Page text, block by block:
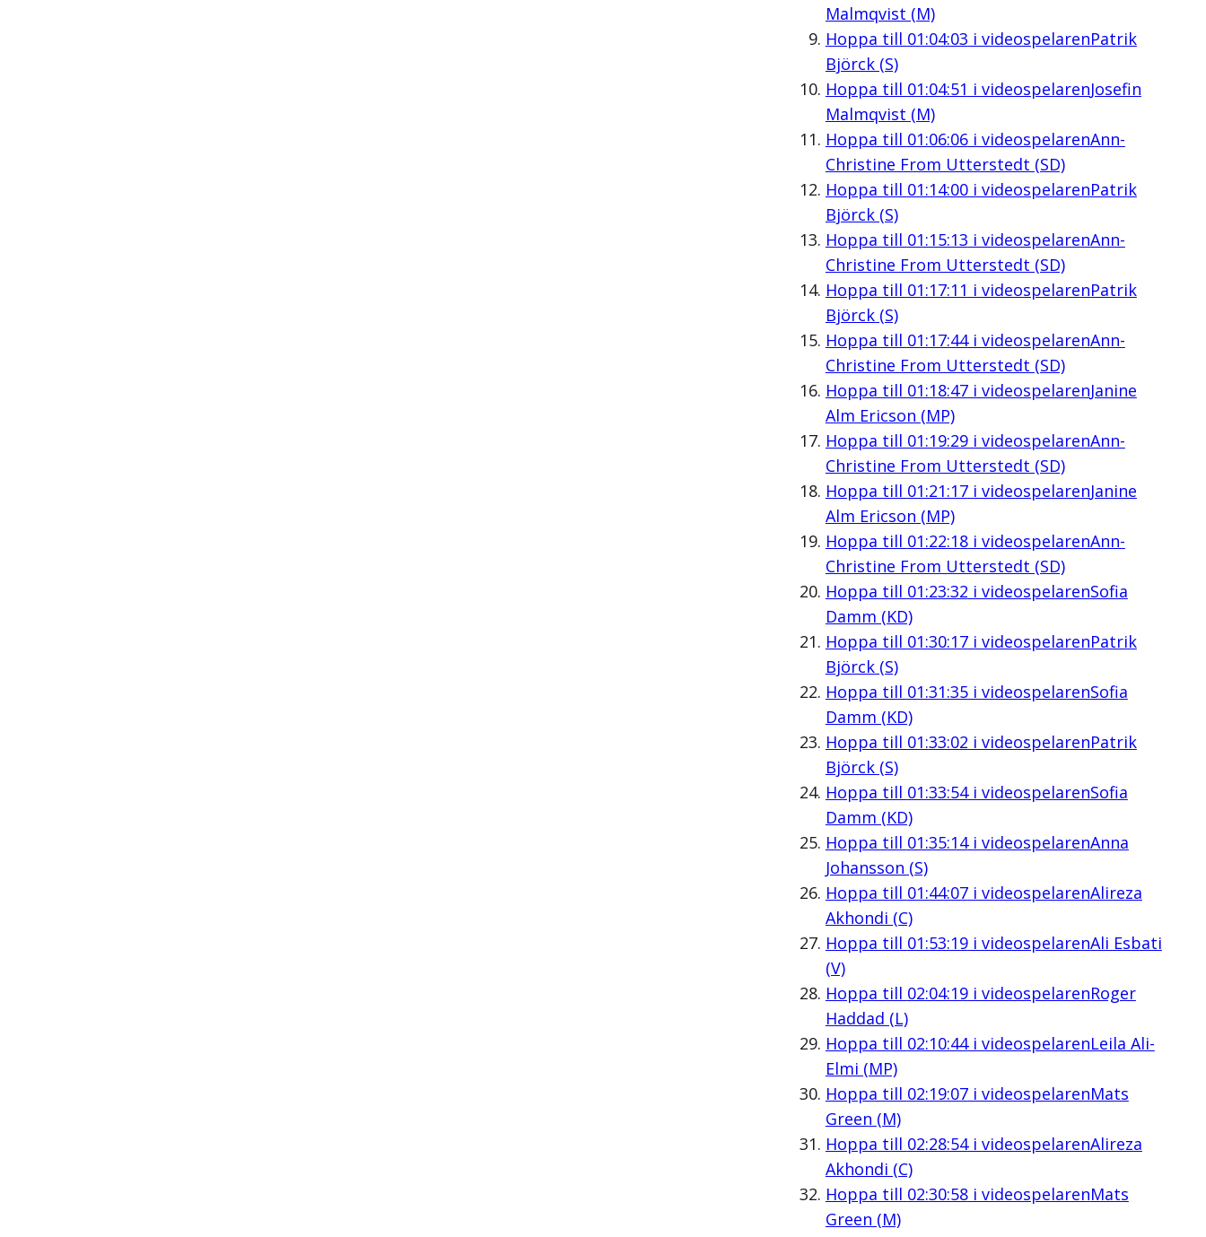
Malmqvist (M)
Hoppa till 01:04:03 i videospelarenPatrik
Björck (S)
Hoppa till 01:04:51 i videospelarenJosefin
Malmqvist (M)
Hoppa till 01:06:06i videospelarenAnn-
Christine From Utterstedt (SD)
Hoppa till 01:14:00i videospelarenPatrik
Björck (S)
Hoppa till 01:15:13 i videospelarenAnn-
Christine From Utterstedt (SD)
Hoppa till 01:17:11 i videospelarenPatrik
Björck (S)
Hoppa till 01:17:44i videospelarenAnn-
Christine From Utterstedt (SD)
Hoppa till 01:18:47i videospelarenJanine
Alm Ericson (MP)
Hoppa till 01:19:29i videospelarenAnn-
Christine From Utterstedt (SD)
Hoppa till 01:21:17i videospelarenJanine
Alm Ericson (MP)
Hoppa till 01:22:18i videospelarenAnn-
Christine From Utterstedt (SD)
Hoppa till 01:23:32 i videospelarenSofia
Damm (KD)
Hoppa till 01:30:17i videospelarenPatrik
Björck (S)
Hoppa till 01:31:35i videospelarenSofia
Damm (KD)
Hoppa till 01:33:02 i videospelarenPatrik
Björck (S)
Hoppa till 01:33:54i videospelarenSofia
Damm (KD)
Hoppa till 01:35:14i videospelarenAnna
Johansson (S)
Hoppa till 01:44:07i videospelarenAlireza
Akhondi (C)
Hoppa till 01:53:19i videospelarenAli Esbati
(V)
Hoppa till 02:04:19i videospelarenRoger
Haddad (L)
Hoppa till 02:10:44i videospelarenLeila Ali-
Elmi (MP)
Hoppa till 02:19:07i videospelarenMats
Green (M)
Hoppa till 02:28:54i videospelarenAlireza
Akhondi (C)
Hoppa till 02:30:58i videospelarenMats
Green (M)